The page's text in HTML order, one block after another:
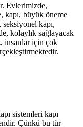
Evlerimizde,
kapı, büyük öneme
kapı,
kolaylık sağlayacak
insanlar için çok
sistemleri kapı
Çünkü bu tür